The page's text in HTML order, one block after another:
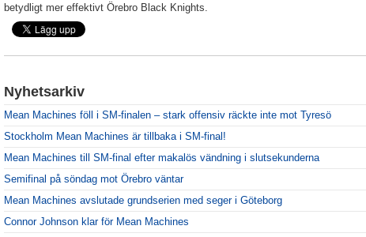
betydligt mer effektivt Örebro Black Knights.
Nyhetsarkiv
Mean Machines föll i SM-finalen – stark offensiv räckte inte mot Tyresö
Stockholm Mean Machines är tillbaka i SM-final!
Mean Machines till SM-final efter makalös vändning i slutsekunderna
Semifinal på söndag mot Örebro väntar
Mean Machines avslutade grundserien med seger i Göteborg
Connor Johnson klar för Mean Machines